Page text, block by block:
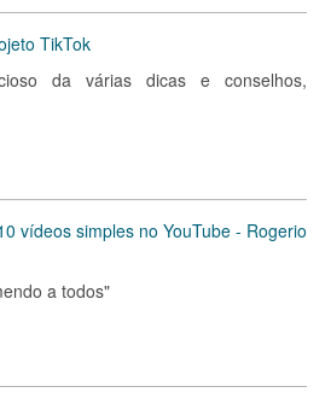
TikTok
da várias dicas e conselhos,
vídeos simples no YouTube - Rogerio
a todos"